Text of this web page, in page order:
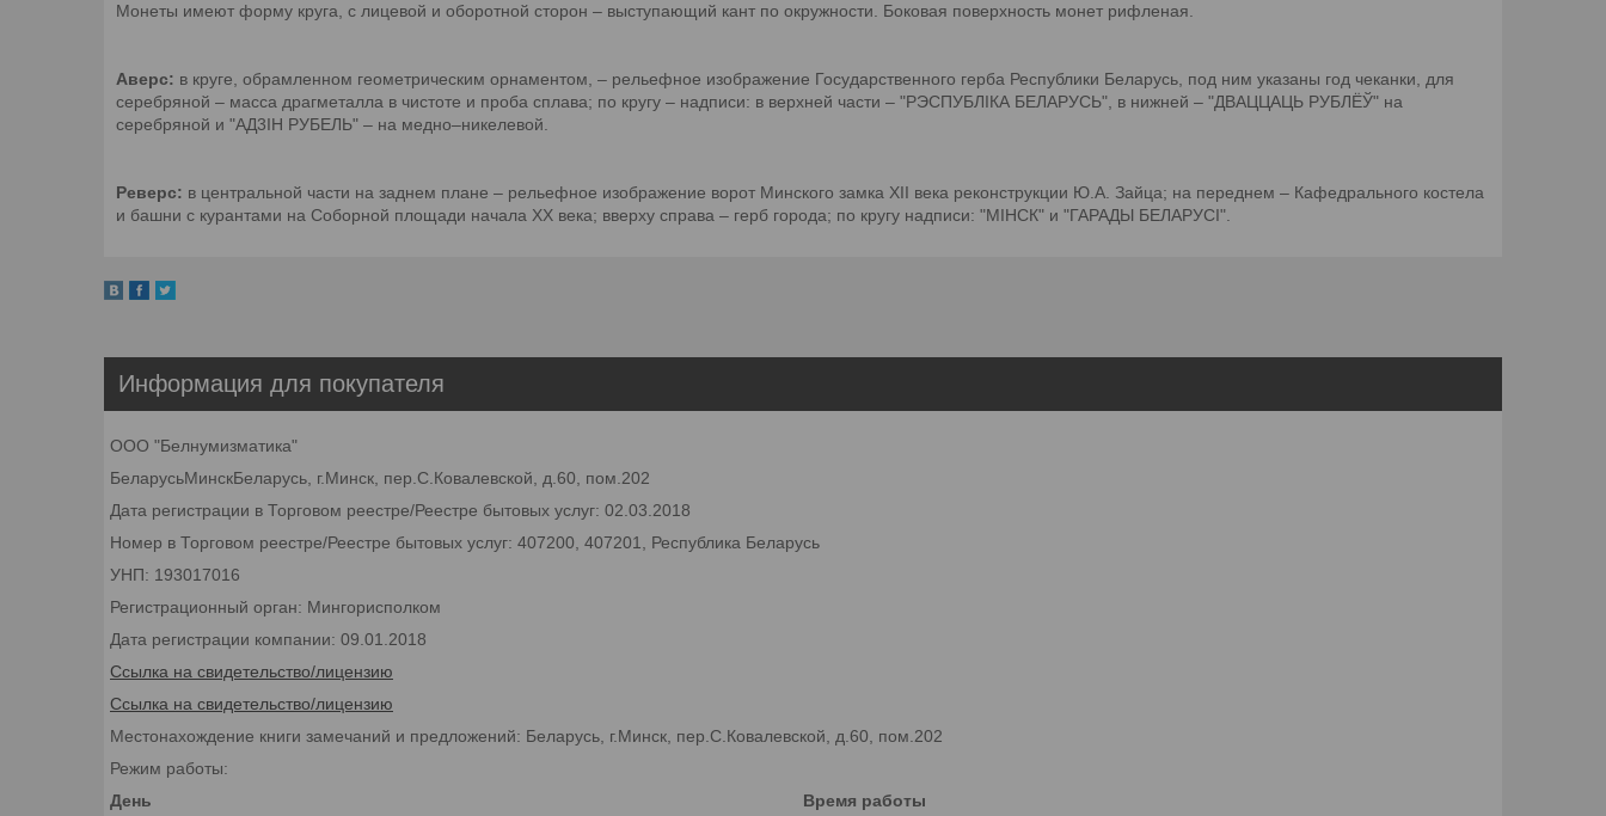
Монеты имеют форму круга, с лицевой и оборотной сторон – выступающий кант по окружности. Боковая поверхность монет рифленая.
Аверс: в круге, обрамленном геометрическим орнаментом, – рельефное изображение Государственного герба Республики Беларусь, под ним указаны год чеканки, для
серебряной – масса драгметалла в чистоте и проба сплава; по кругу – надписи: в верхней части – "РЭСПУБЛIКА БЕЛАРУСЬ", в нижней – "ДВАЦЦАЦЬ РУБЛЁЎ" на
серебряной и "АД3IН РУБЕЛЬ" – на медно–никелевой.
Реверс: в центральной части на заднем плане – рельефное изображение ворот Минского замка XII века реконструкции Ю.А. Зайца; на переднем – Кафедрального костела
и башни с курантами на Соборной площади начала XX века; вверху справа – герб города; по кругу надписи: "МIНСК" и "ГАРАДЫ БЕЛАРУСI".
Информация для покупателя
ООО "Белнумизматика"
БеларусьМинскБеларусь, г.Минск, пер.С.Ковалевской, д.60, пом.202
Дата регистрации в Торговом реестре/Реестре бытовых услуг: 02.03.2018
Номер в Торговом реестре/Реестре бытовых услуг: 407200, 407201, Республика Беларусь
УНП: 193017016
Регистрационный орган: Мингорисполком
Дата регистрации компании: 09.01.2018
Ссылка на свидетельство/лицензию
Ссылка на свидетельство/лицензию
Местонахождение книги замечаний и предложений: Беларусь, г.Минск, пер.С.Ковалевской, д.60, пом.202
Режим работы:
День
Время работы